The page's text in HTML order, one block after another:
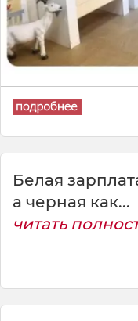
Белая
а черная как...
читать